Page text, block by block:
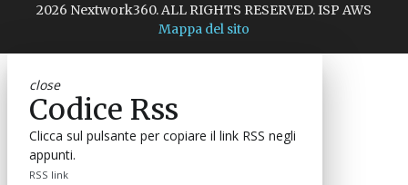
2026 Nextwork360. ALL RIGHTS RESERVED. ISP AWS
Mappa del sito
close
Codice Rss
Clicca sul pulsante per copiare il link RSS negli
appunti.
RSS link